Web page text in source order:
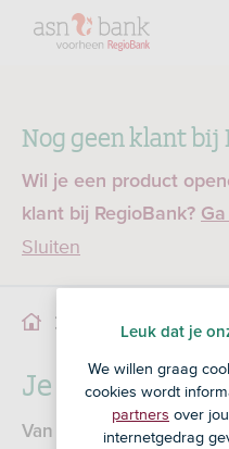
Nog geen klant bij
Wil je een product
klant bij RegioBank?
Sluiten
Service Betalen
Je betaalpas
Van een extra betaalpas
Leuk dat je
We willen graag
cookies wordt
partners over
internetgedrag